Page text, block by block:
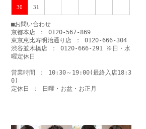
30 31
■お問い合わせ
京都本店 ： 0120-567-869
東京恵比寿明治通り店 ： 0120-666-304
渋谷並木橋店 ： 0120-666-291 ※日・水
曜定休日
営業時間 ： 10:30～19:00(最終入店18:3
0)
定休日 ： 日曜・お盆・お正月